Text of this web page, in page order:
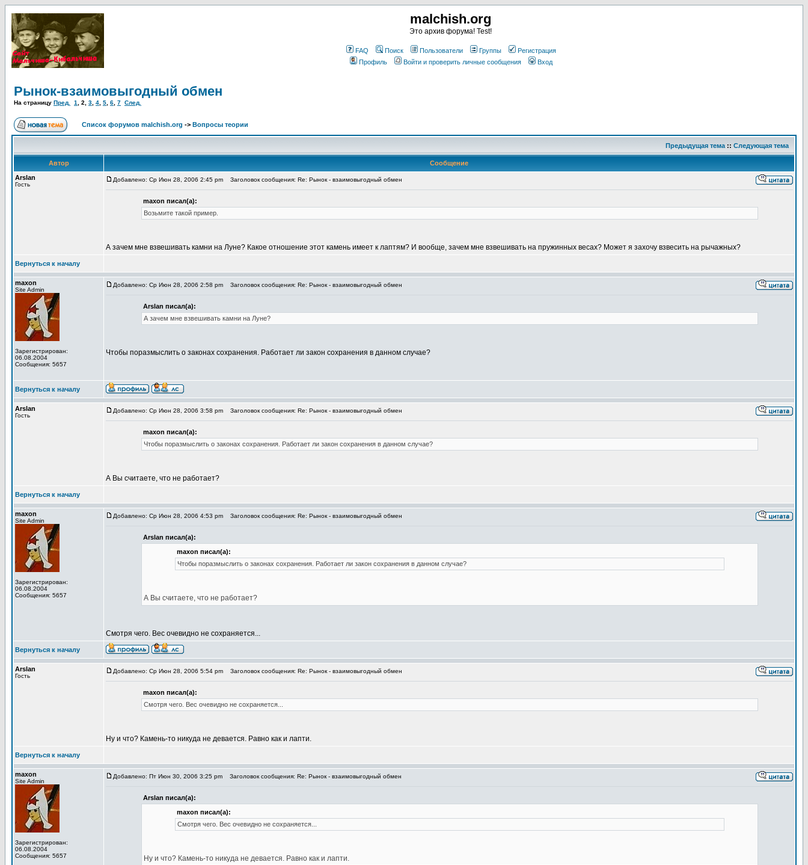
malchish.org
Это архив форума! Test!
FAQ Поиск Пользователи Группы
Регистрация
Профиль
Войти и проверить личные сообщения Вход
Рынок-взаимовыгодный обмен
На страницу Пред. 1 2 3 4 5 6 7 След.
Список форумов malchish.org -> Вопросы теории
Предыдущая тема :: Следующая тема
Автор
Сообщение
Arslan
Гость
Добавлено: Ср Июн 28, 2006 2:45 pm Заголовок сообщения: Re: Рынок - взаимовыгодный обмен
maxon писал(а):
Возьмите такой пример.
А зачем мне взвешивать камни на Луне? Какое отношение этот камень имеет к лаптям? И вообще, зачем мне взвешивать на пружинных весах? Может я захочу взвесить на рычажных?
Вернуться к началу
maxon
Site Admin
Зарегистрирован:
06.08.2004
Сообщения: 5657
Добавлено: Ср Июн 28, 2006 2:58 pm Заголовок сообщения: Re: Рынок - взаимовыгодный обмен
Arslan писал(а):
А зачем мне взвешивать камни на Луне?
Чтобы поразмыслить о законах сохранения. Работает ли закон сохранения в данном случае?
Вернуться к началу
Arslan
Гость
Добавлено: Ср Июн 28, 2006 3:58 pm Заголовок сообщения: Re: Рынок - взаимовыгодный обмен
maxon писал(а):
Чтобы поразмыслить о законах сохранения. Работает ли закон сохранения в данном случае?
А Вы считаете, что не работает?
Вернуться к началу
maxon
Site Admin
Зарегистрирован:
06.08.2004
Сообщения: 5657
Добавлено: Ср Июн 28, 2006 4:53 pm Заголовок сообщения: Re: Рынок - взаимовыгодный обмен
Arslan писал(а):
maxon писал(а):
Чтобы поразмыслить о законах сохранения. Работает ли закон сохранения в данном случае?
А Вы считаете, что не работает?
Смотря чего. Вес очевидно не сохраняется...
Вернуться к началу
Arslan
Гость
Добавлено: Ср Июн 28, 2006 5:54 pm Заголовок сообщения: Re: Рынок - взаимовыгодный обмен
maxon писал(а):
Смотря чего. Вес очевидно не сохраняется...
Ну и что? Камень-то никуда не девается. Равно как и лапти.
Вернуться к началу
maxon
Site Admin
Зарегистрирован:
06.08.2004
Сообщения: 5657
Добавлено: Пт Июн 30, 2006 3:25 pm Заголовок сообщения: Re: Рынок - взаимовыгодный обмен
Arslan писал(а):
maxon писал(а):
Смотря чего. Вес очевидно не сохраняется...
Ну и что? Камень-то никуда не девается. Равно как и лапти.